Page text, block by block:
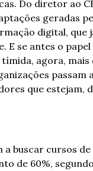
Do diretor ao
geradas
digital, que
E se antes o papel
agora, mais
passam
que estejam,
buscar cursos de
de 60%,